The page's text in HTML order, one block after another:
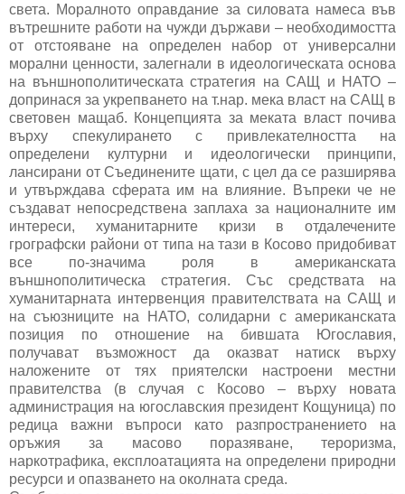
света. Моралното оправдание за силовата намеса във
вътрешните работи на чужди държави – необходимостта
от отстояване на определен набор от универсални
морални ценности, залегнали в идеологическата основа
на външнополитическата стратегия на САЩ и НАТО –
допринася за укрепването на т.нар. мека власт на САЩ в
световен мащаб. Концепцията за меката власт почива
върху спекулирането с привлекателността на
определени културни и идеологически принципи,
лансирани от Съединените щати, с цел да се разширява
и утвърждава сферата им на влияние. Въпреки че не
създават непосредствена заплаха за националните им
интереси, хуманитарните кризи в отдалечените
грографски райони от типа на тази в Косово придобиват
все по-значима роля в американската
външнополитическа стратегия. Със средствата на
хуманитарната интервенция правителствата на САЩ и
на съюзниците на НАТО, солидарни с американската
позиция по отношение на бившата Югославия,
получават възможност да оказват натиск върху
наложените от тях приятелски настроени местни
правителства (в случая с Косово – върху новата
администрация на югославския президент Кощуница) по
редица важни въпроси като разпространението на
оръжия за масово поразяване, тероризма,
наркотрафика, експлоатацията на определени природни
ресурси и опазването на околната среда.